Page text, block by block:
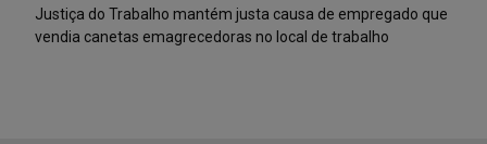
Justiça do Trabalho mantém justa causa de empregado que
vendia canetas emagrecedoras no local de trabalho